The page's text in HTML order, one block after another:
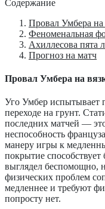
Содержание
Провал Умбера
Феноменальная
Ахиллесова пята
Прогноз на матч
Провал Умбера на
Уго Умбер испытывает
переходе на грунт.
последних матчей —
неспособность
манеру игры к
покрытие
выглядел беспомощно,
физических проблем
медленнее и требуют
попросту нет.